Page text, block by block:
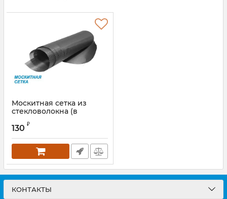
Москитная сетка из
стекловолокна (в
130 ₽
КОНТАКТЫ